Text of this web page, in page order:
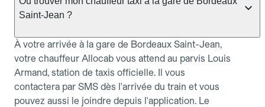
Saint-Jean ?
À votre arrivée à la gare de Bordeaux Saint-Jean,
votre chauffeur Allocab vous attend au parvis Louis
Armand, station de taxis officielle. Il vous
contactera par SMS dès l'arrivée du train et vous
pouvez aussi le joindre depuis l'application. Le